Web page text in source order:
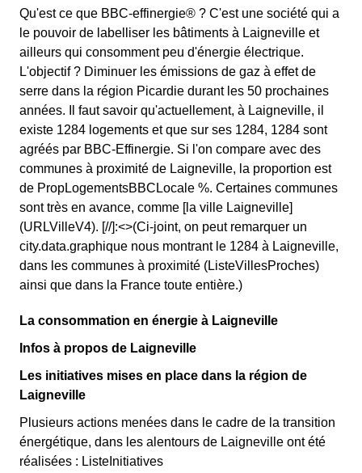
Qu'est ce que BBC-effinergie® ? C'est une société qui a
le pouvoir de labelliser les bâtiments à Laigneville et
ailleurs qui consomment peu d'énergie électrique.
L'objectif ? Diminuer les émissions de gaz à effet de
serre dans la région Picardie durant les 50 prochaines
années. Il faut savoir qu'actuellement, à Laigneville, il
existe 1284 logements et que sur ses 1284, 1284 sont
agréés par BBC-Effinergie. Si l'on compare avec des
communes à proximité de Laigneville, la proportion est
de PropLogementsBBCLocale %. Certaines communes
sont très en avance, comme [la ville Laigneville]
(URLVilleV4). [//]:<>(Ci-joint, on peut remarquer un
city.data.graphique nous montrant le 1284 à Laigneville,
dans les communes à proximité (ListeVillesProches)
ainsi que dans la France toute entière.)
La consommation en énergie à Laigneville
Infos à propos de Laigneville
Les initiatives mises en place dans la région de
Laigneville
Plusieurs actions menées dans le cadre de la transition
énergétique, dans les alentours de Laigneville ont été
réalisées : ListeInitiatives